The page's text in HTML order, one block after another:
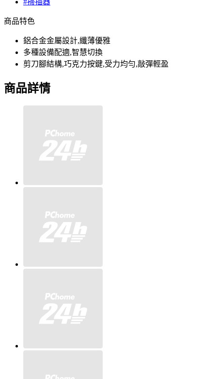
#掃描器
商品特色
鋁合金金屬設計,纖薄優雅
多種設備配適,智慧切換
剪刀腳結構,巧克力按鍵,受力均勻,敲彈輕盈
商品詳情